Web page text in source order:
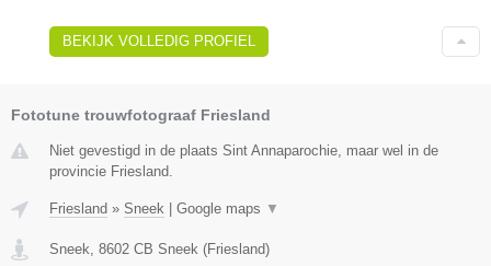
BEKIJK VOLLEDIG PROFIEL
Fototune trouwfotograaf Friesland
Niet gevestigd in de plaats Sint Annaparochie, maar wel in de
provincie Friesland.
Friesland » Sneek | Google maps ▼
Sneek 8602 CB Sneek (Friesland)